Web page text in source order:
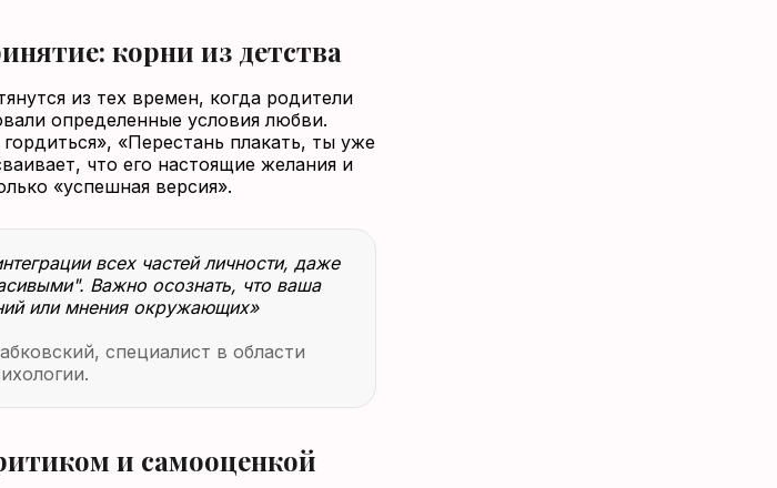
корни из детства
из тех времен, когда родители
определенные условия любви.
«Перестань плакать, ты уже
что его настоящие желания и
«успешная версия».
всех частей личности, даже
Важно осознать, что ваша
или мнения окружающих»
специалист в области
и самооценкой